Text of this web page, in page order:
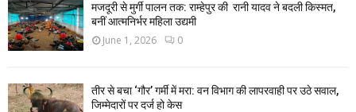
मजदूरी से मुर्गी पालन तक: राम्हेपुर की रानी यादव ने बदली किस्मत,
बनीं आत्मनिर्भर महिला उद्यमी
June 1, 2026 0
तीर से बचा ‘गौर’ गर्मी में मरा: वन विभाग की लापरवाही पर उठे सवाल,
जिम्मेदारों पर दर्ज हो केस